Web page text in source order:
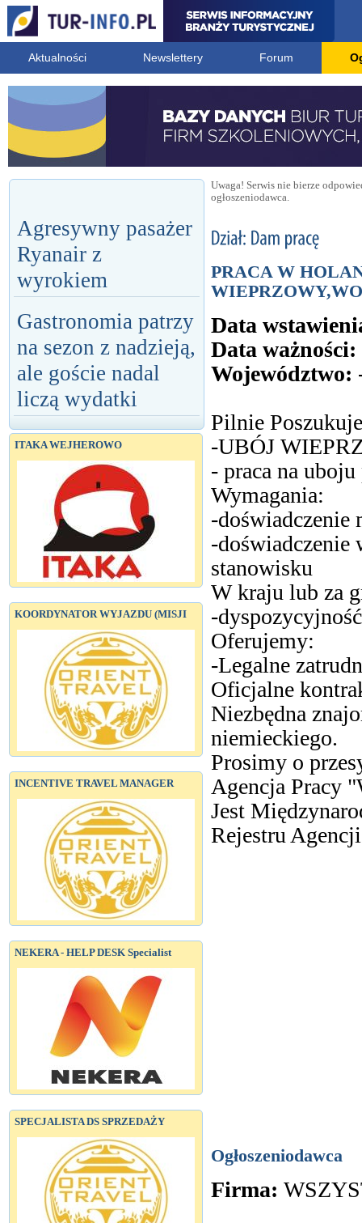
Aktualności Newslettery Forum
Agresywny pasażer
Ryanair z
wyrokiem
Gastronomia patrzy
na sezon z nadzieją,
ale goście nadal
liczą wydatki
ITAKA WEJHEROWO
KOORDYNATOR WYJAZDU (MISJI
INCENTIVE TRAVEL MANAGER
NEKERA - HELP DESK Specialist
SPECJALISTA DS SPRZEDAŻY
Uwaga! Serwis nie bierze
ogłoszeniodawca.
PRACA W
Data
Data ważności:
Województwo:
Pilnie
-UBÓJ
- praca na
Wymagania:
-doświadczenie
-doświadczenie
stanowisku
W kraju lub za
-
Oferujemy:
-Legalne
Oficjalne
Niezbędna
niemieckiego.
Prosimy o
Agencja Pracy
Jest
Rejestru
Ogłoszeniodawca
Firma: